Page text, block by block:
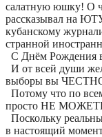
салатную юшку! О
рассказывал на
кубанскому
странной
С Днём Рождения
И от всей души
выборы вы
Потому что по
просто НЕ
Поскольку
в настоящий